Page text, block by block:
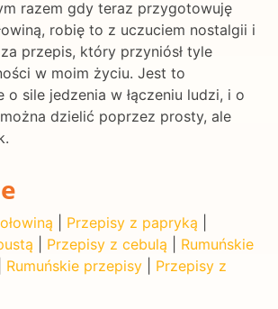
razem gdy teraz przygotowuję
robię to z uczuciem nostalgii i
przepis, który przyniósł tyle
w moim życiu. Jest to
o sile jedzenia w łączeniu ludzi, i o
dzielić poprzez prosty, ale
Przepisy z papryką
Przepisy z cebulą
Rumuńskie
Rumuńskie przepisy
Przepisy z